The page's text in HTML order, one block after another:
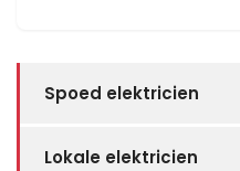
Spoed elektricien
Lokale elektricien